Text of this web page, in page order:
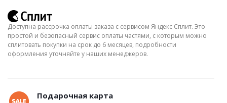
Доступна рассрочка оплаты заказа с сервисом Яндекс Сплит. Это
простой и безопасный сервис оплаты частями, с которым можно
сплитовать покупки на срок до 6 месяцев, подробности
оформления уточняйте у наших менеджеров.
Подарочная карта